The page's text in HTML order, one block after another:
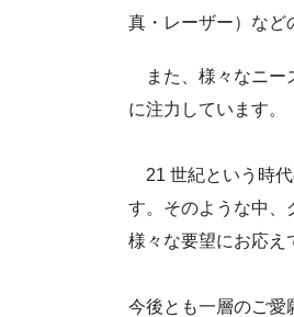
真・レーザー）など
また、様々なニー
に注力しています。
21 世紀という時代
す。そのような中、
様々な要望にお応え
今後とも一層のご愛